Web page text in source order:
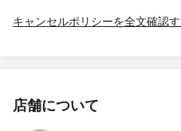
キャンセルポリシーを全文確認
店舗について